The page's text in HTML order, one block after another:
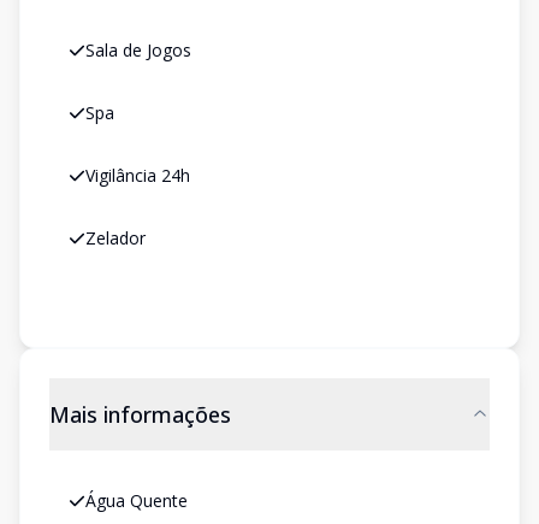
Sala de Jogos
Spa
Vigilância 24h
Zelador
Mais informações
Água Quente